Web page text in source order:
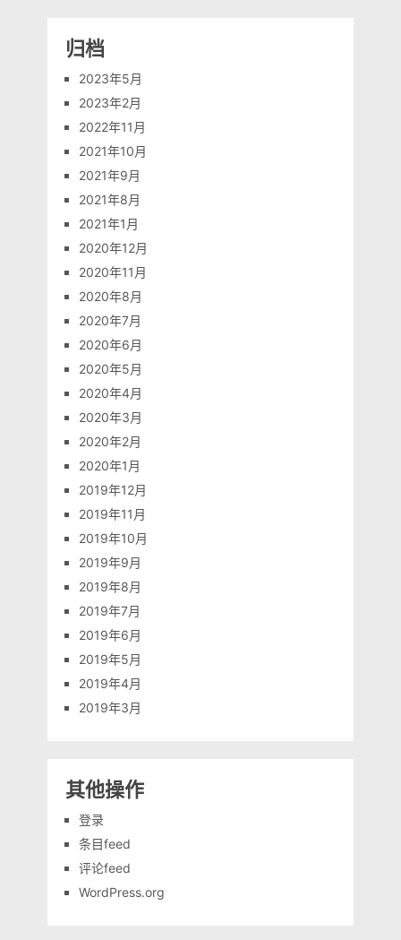
归档
2023年5月
2023年2月
2022年11月
2021年10月
2021年9月
2021年8月
2021年1月
2020年12月
2020年11月
2020年8月
2020年7月
2020年6月
2020年5月
2020年4月
2020年3月
2020年2月
2020年1月
2019年12月
2019年11月
2019年10月
2019年9月
2019年8月
2019年7月
2019年6月
2019年5月
2019年4月
2019年3月
其他操作
登录
条目feed
评论feed
WordPress.org